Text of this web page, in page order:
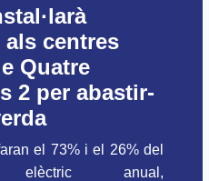
centres
Quatre
2 per abastir-
el 73% i el 26% del
anual,